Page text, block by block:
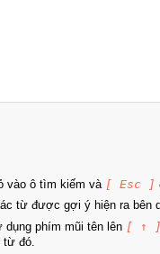
vào ô tìm kiếm và [ Esc ]
từ được gợi ý hiện ra bên
dụng phím mũi tên lên [ ↑ ]
đó.